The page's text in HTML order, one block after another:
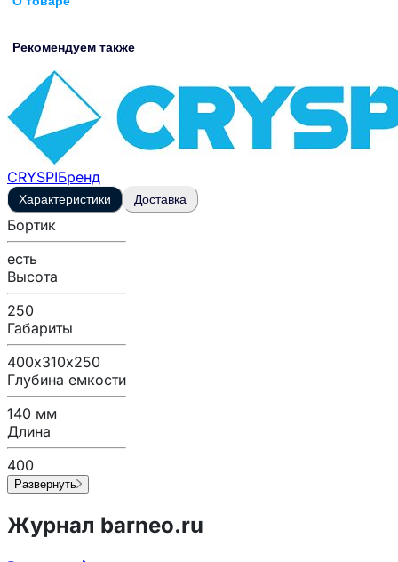
Рекомендуем также
CRYSPIБренд
Характеристики Доставка
Бортик
есть
Высота
250
Габариты
400х310х250
Глубина емкости
140 мм
Длина
400
Развернуть
Журнал barneo.ru